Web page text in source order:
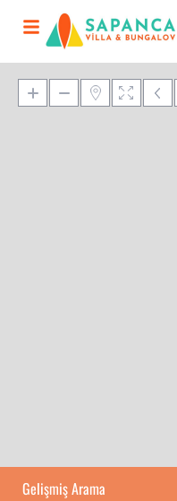
Gelişmiş Arama